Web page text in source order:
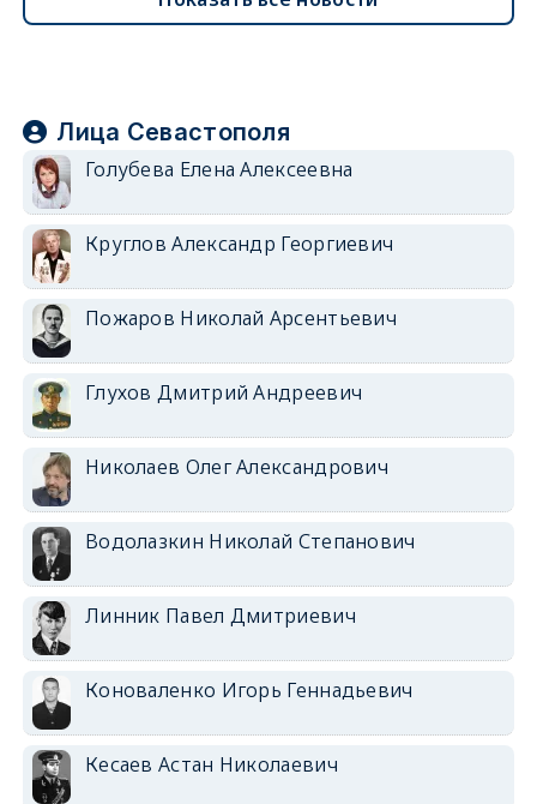
Лица Севастополя
Голубева Елена Алексеевна
Круглов Александр Георгиевич
Пожаров Николай Арсентьевич
Глухов Дмитрий Андреевич
Николаев Олег Александрович
Водолазкин Николай Степанович
Линник Павел Дмитриевич
Коноваленко Игорь Геннадьевич
Кесаев Астан Николаевич